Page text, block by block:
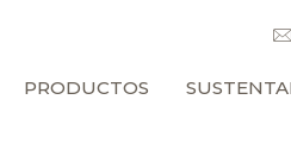
PRODUCTOS